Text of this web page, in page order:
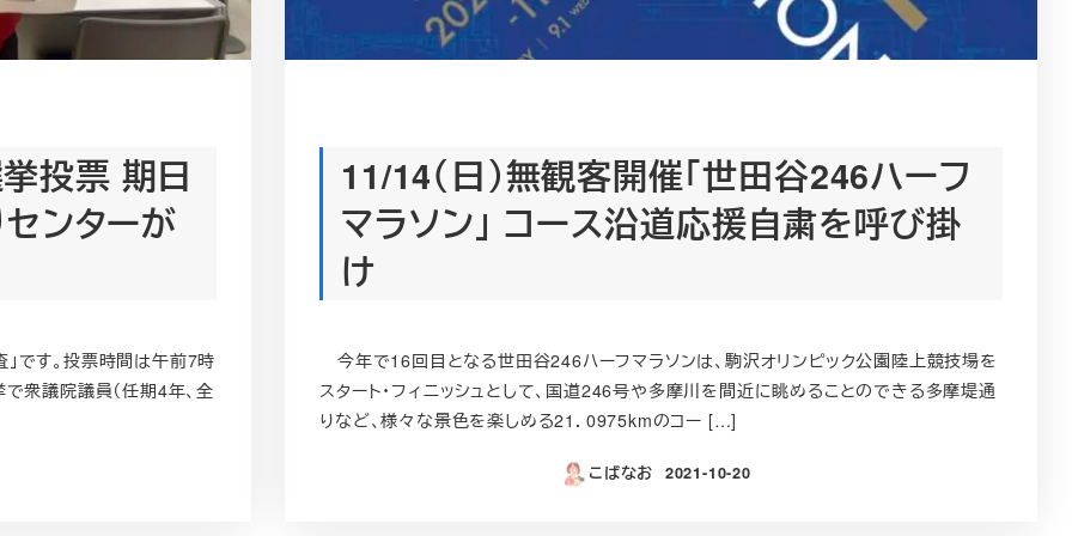
投票 期日
ンターが
です。投票時間は午前7時
衆議院議員（任期4年、全
11/14（日）無観客開催「世田谷246ハーフ
マラソン」 コース沿道応援自粛を呼び掛
け
今年で16回目となる世田谷246ハーフマラソンは、駒沢オリンピック公園陸上競技場を
スタート・フィニッシュとして、国道246号や多摩川を間近に眺めることのできる多摩堤通
りなど、様々な景色を楽しめる21．0975kmのコー […]
こばなお
投稿日
2021-10-20